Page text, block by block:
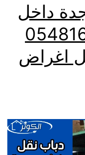
داخل
0548162125
اغراض